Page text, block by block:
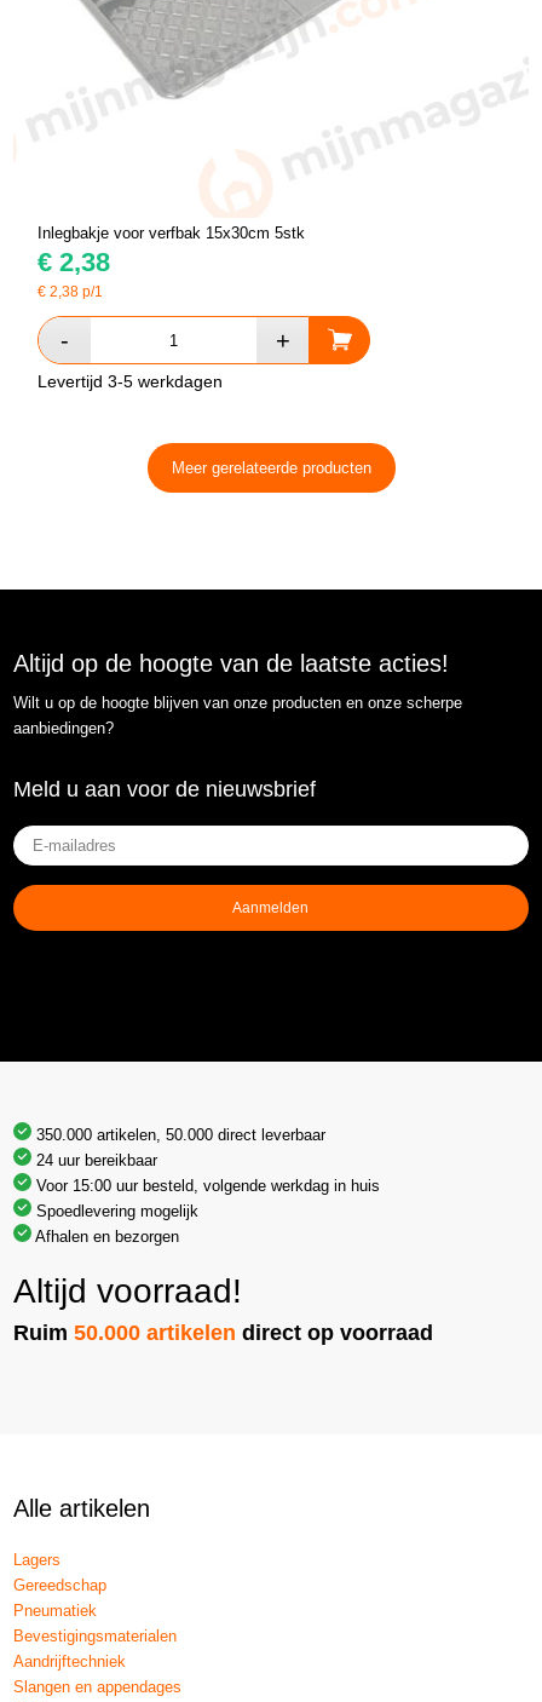
Inlegbakje voor verfbak 15x30cm 5stk
€ 2,38
€2,38 p/1
Levertijd 3-5 werkdagen
Meer gerelateerde producten
Altijd op de hoogte van de laatste acties!
Wilt u op de hoogte blijven van onze producten en onze scherpe
aanbiedingen?
Meld u aan voor de nieuwsbrief
E-
mailadres(Vereist)
Aanmelden
350.000 artikelen, 50.000 direct leverbaar
24 uur bereikbaar
Voor 15:00 uur besteld, volgende werkdag in huis
Spoedlevering mogelijk
Afhalen en bezorgen
Altijd voorraad!
Ruim50.000 artikelen direct op voorraad
Alle artikelen
Lagers
Gereedschap
Pneumatiek
Bevestigingsmaterialen
Aandrijftechniek
Slangen en appendages